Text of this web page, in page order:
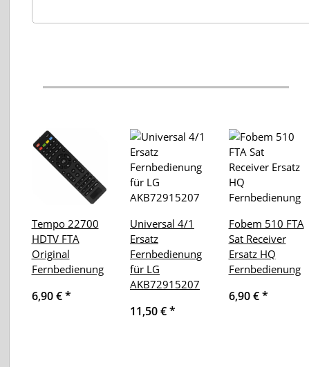
Tempo 22700
HDTV FTA
Original
Fernbedienung
6,90 €*
Universal 4/1
Ersatz
Fernbedienung
für LG
AKB72915207
11,50 €*
Fobem 510 FTA
Sat Receiver
Ersatz HQ
Fernbedienung
6,90 €*